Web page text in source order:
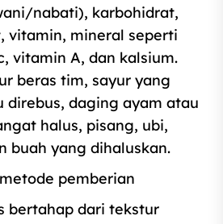
nabati), karbohidrat,
vitamin, mineral seperti
vitamin A, dan kalsium.
beras tim, sayur yang
direbus, daging ayam atau
halus, pisang, ubi,
buah yang dihaluskan.
pemberian
bertahap dari tekstur